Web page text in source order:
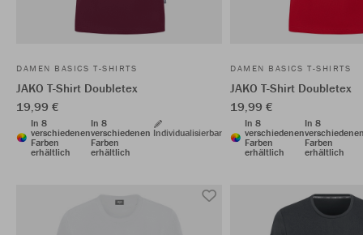
DAMEN BASICS T-SHIRTS
JAKO T-Shirt Doubletex
19,99 €
In 8
verschiedenen
Farben
erhältlich
In 8
verschiedenen
Farben
erhältlich
Individualisierbar
DAMEN BASICS T-SHIRTS
JAKO T-Shirt Doubletex
19,99 €
In 8
verschiedenen
Farben
erhältlich
In 8
Farben
erhältlich